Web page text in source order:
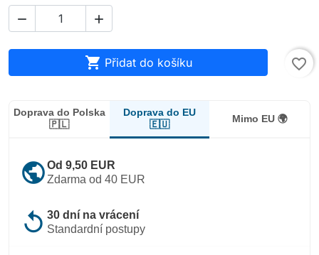
 
 Přidat do košíku favorite_border
Doprava do Polska
🇵🇱
Doprava do EU
🇪🇺
Mimo EU 🌍
publicOd 9,50 EUR
Zdarma od 40 EUR
replay 30 dní na vrácení
Standardní postupy